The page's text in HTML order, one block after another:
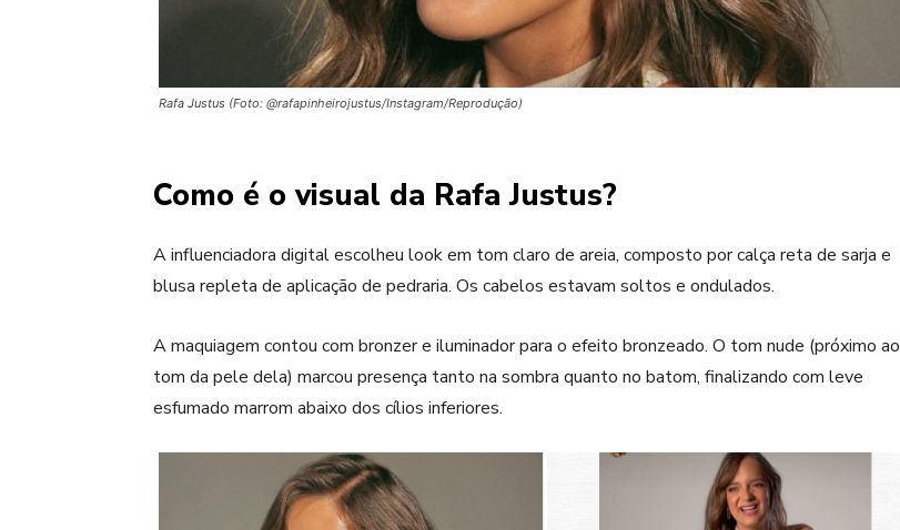
Rafa Justus (Foto: @rafapinheirojustus/Instagram/Reprodução)
Como é o visual da Rafa Justus?
A influenciadora digital escolheu look em tom claro de areia, composto por calça reta de sarja e
blusa repleta de aplicação de pedraria. Os cabelos estavam soltos e ondulados.
A maquiagem contou com bronzer e iluminador para o efeito bronzeado. O tom nude (próximo ao
tom da pele dela) marcou presença tanto na sombra quanto no batom, finalizando com leve
esfumado marrom abaixo dos cílios inferiores.